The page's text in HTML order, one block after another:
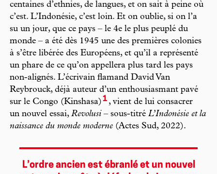
centaines d’ethnies, de langues, et on sait à peine où
c’est. L’Indonésie, c’est loin. Et on oublie, si on l’a
su un jour, que ce pays – le 4e le plus peuplé du
monde – a été dès 1945 une des premières colonies
à s’être libérée des Européens, et qu’il a représenté
un phare de ce qu’on appellera plus tard les pays
non-alignés. L’écrivain flamand David Van
Reybrouck, déjà auteur d’un enthousiasmant pavé
sur le Congo (Kinshasa)1 , vient de lui consacrer
un nouvel essai, Revolusi – sous-titré L’Indonésie et la
naissance du monde moderne (Actes Sud, 2022).
L’ordre ancien est ébranlé et un nouvel